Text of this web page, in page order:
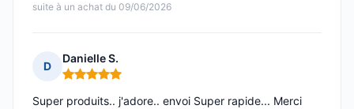
suite à un achat du 09/06/2026
D
Danielle S.
Note : 5 sur 5
Super produits.. j'adore.. envoi Super rapide... Merci